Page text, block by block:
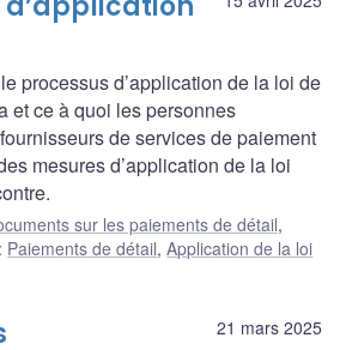
processus d’application de la loi de
et ce à quoi les personnes
de services de paiement
mesures d’application de la loi
sur les paiements de détail,
: Paiements de détail,Application de la loi
21 mars 2025